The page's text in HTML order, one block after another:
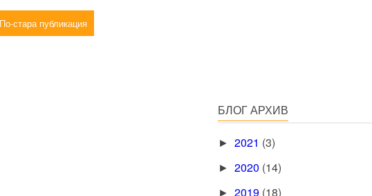
По-стара публикация
БЛОГ АРХИВ
► 2021 (3)
► 2020 (14)
► 2019 (18)